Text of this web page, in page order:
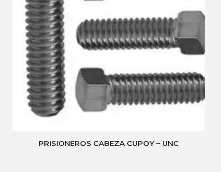
PRISIONEROS CABEZA CUPOY – UNC